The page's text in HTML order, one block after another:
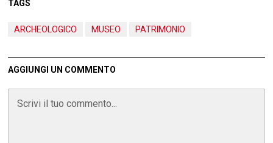
TAGS
ARCHEOLOGICO MUSEO PATRIMONIO
AGGIUNGI UN COMMENTO